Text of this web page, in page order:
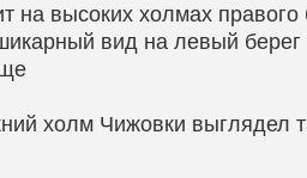
на высоких холмах правого
вид на левый
холм Чижовки выглядел